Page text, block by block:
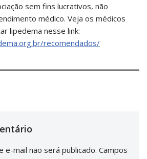
sem fins lucrativos, não
médico. Veja os médicos
lipedema nesse link:
recomendados/
e-mail não será publicado. Campos